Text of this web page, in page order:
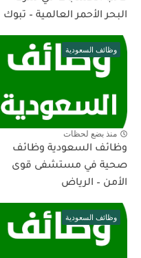
البحر الأحمر العالمية – تبوك
وظائف السعودية
منذ بضع لحظات
وظائف السعودية وظائف
صحية في مستشفى قوى
الأمن – الرياض
وظائف السعودية